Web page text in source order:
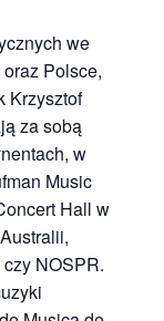
we
Polsce,
Krzysztof
za sobą
w
Music
Hall w
NOSPR.